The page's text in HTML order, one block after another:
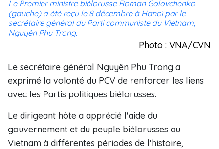
Le Premier ministre biélorusse Roman Golovchenko
(gauche) a été reçu le 8 décembre à Hanoï par le
secrétaire général du Parti communiste du Vietnam,
Nguyên Phu Trong.
Photo : VNA/CVN
Le secrétaire général Nguyên Phu Trong a
exprimé la volonté du PCV de renforcer les liens
avec les Partis politiques biélorusses.
Le dirigeant hôte a apprécié l'aide du
gouvernement et du peuple biélorusses au
Vietnam à différentes périodes de l'histoire,